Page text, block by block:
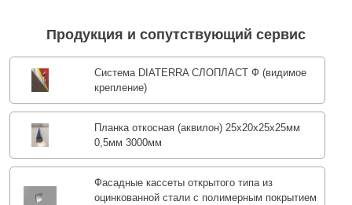
Продукция и сопутствующий сервис
Система DIATERRA СЛОПЛАСТ Ф (видимое
крепление)
Планка откосная (аквилон) 25х20х25х25мм
0,5мм 3000мм
Фасадные кассеты открытого типа из
оцинкованной стали с полимерным покрытием